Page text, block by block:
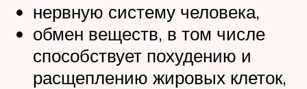
нервную систему человека,
обмен веществ, в том числе
способствует похудению и
расщеплению жировых клеток,